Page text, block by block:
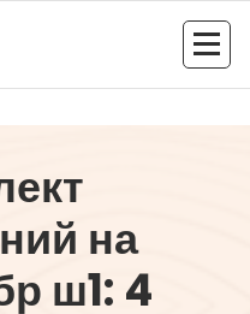
на
ш1: 4